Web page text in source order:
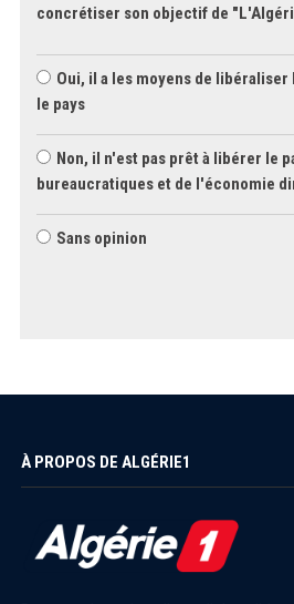
concrétiser son objectif de
Oui, il a les moyens de
le pays
Non, il n'est pas prêt à libérer le
bureaucratiques et de l'économie
Sans opinion
À PROPOS DE ALGÉRIE1